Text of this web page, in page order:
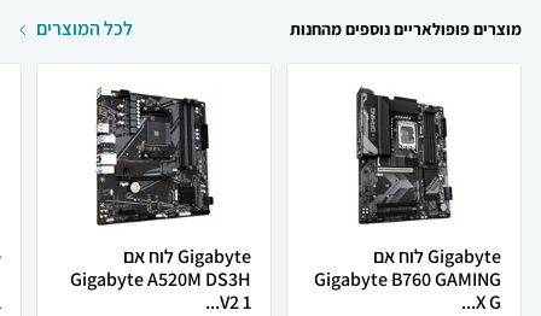
מוצרים פופולאריים נוספים מהחנות לכל המוצרים
Gigabyte לוח אם
Gigabyte B760 GAMING
X G...
Gigabyte לוח אם
Gigabyte A520M DS3H
V2 1...